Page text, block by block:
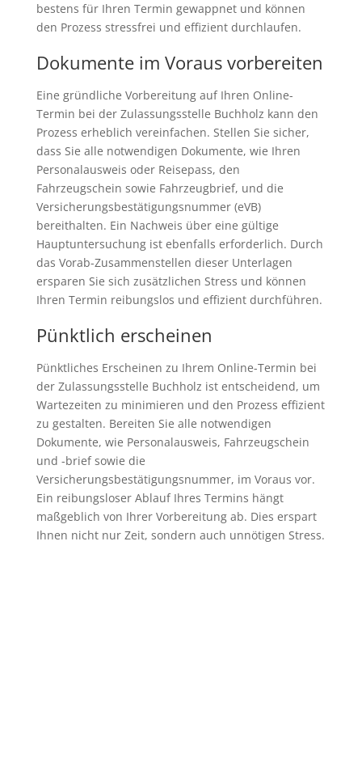
bestens für Ihren Termin gewappnet und können
den Prozess stressfrei und effizient durchlaufen.
Dokumente im Voraus vorbereiten
Eine gründliche Vorbereitung auf Ihren Online-
Termin bei der Zulassungsstelle Buchholz kann den
Prozess erheblich vereinfachen. Stellen Sie sicher,
dass Sie alle notwendigen Dokumente, wie Ihren
Personalausweis oder Reisepass, den
Fahrzeugschein sowie Fahrzeugbrief, und die
Versicherungsbestätigungsnummer (eVB)
bereithalten. Ein Nachweis über eine gültige
Hauptuntersuchung ist ebenfalls erforderlich. Durch
das Vorab-Zusammenstellen dieser Unterlagen
ersparen Sie sich zusätzlichen Stress und können
Ihren Termin reibungslos und effizient durchführen.
Pünktlich erscheinen
Pünktliches Erscheinen zu Ihrem Online-Termin bei
der Zulassungsstelle Buchholz ist entscheidend, um
Wartezeiten zu minimieren und den Prozess effizient
zu gestalten. Bereiten Sie alle notwendigen
Dokumente, wie Personalausweis, Fahrzeugschein
und -brief sowie die
Versicherungsbestätigungsnummer, im Voraus vor.
Ein reibungsloser Ablauf Ihres Termins hängt
maßgeblich von Ihrer Vorbereitung ab. Dies erspart
Ihnen nicht nur Zeit, sondern auch unnötigen Stress.